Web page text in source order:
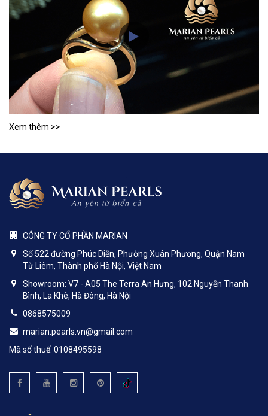
Xem thêm >>
CÔNG TY CỔ PHẦN MARIAN
Số 522 đường Phúc Diễn, Phường Xuân Phương, Quận Nam
Từ Liêm, Thành phố Hà Nội, Việt Nam
Showroom: V7 - A05 The Terra An Hưng, 102 Nguyễn Thanh
Bình, La Khê, Hà Đông, Hà Nội
0868575009
marian.pearls.vn@gmail.com
Mã số thuế: 0108495598